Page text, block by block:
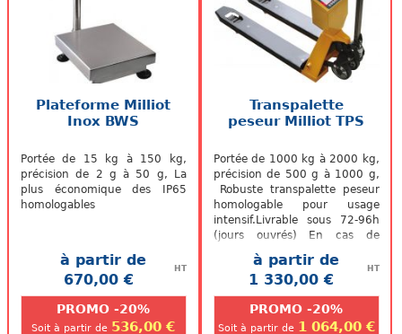
Plateforme Milliot
Inox BWS
Portée de 15 kg à 150 kg,
précision de 2 g à 50 g, La
plus économique des IP65
homologables
à partir de
670,00 €
HT
PROMO -20%
Soit à partir de 536,00 €
Transpalette
peseur Milliot TPS
Portée de 1000 kg à 2000 kg,
précision de 500 g à 1000 g,
Robuste transpalette peseur
homologable pour usage
intensif.Livrable sous 72-96h
(jours ouvrés) En cas de
besoin nous consulter
à partir de
1 330,00 €
HT
PROMO -20%
Soit à partir de 1 064,00 €